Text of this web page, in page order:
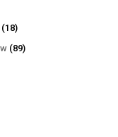
1818
produktów
8989